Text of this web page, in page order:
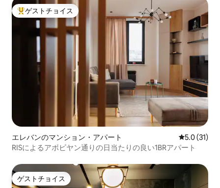
大好評のゲストチョイスです。
ゲストチョイス
エレバンのマンション・アパート レビュー31
5.0 (31)
RISによるアボビヤン通りの日当たりの良い1BRアパート
ゲストチョイス
ゲストチョイス